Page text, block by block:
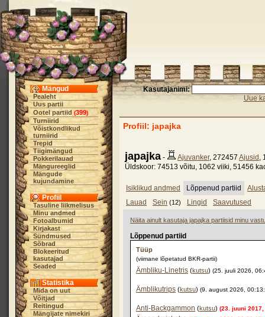
Mängud
Pealeht
Uus partii
Ootel partiid (399)
Turniirid
Võistkondlikud
turniirid
Trepid
Tiigimängud
Pokkerilauad
Mängureeglid
Mängude
kujundamine
Profiil
Tasuline liikmelisus
Minu andmed
Fotoalbumid
Kirjakast
Sündmused
Sõbrad
Blokeeritud
kasutajad
Seaded
Statistika
Mida on uut
Võitjad
Reitingud
Mängijate nimekiri
Kasutajanimi:
Uue
Profiil: japajka
japajka - Ajuvanker, 272457 Ajusid ,
Üldskoor: 74513 võitu, 1062 viiki, 51456
Isiklikud andmed Lõppenud partiid
Lauad
Sein (12) Lingid Saavutused
Näita ainult kasutaja japajka partiisid minu
Lõppenud partiid
Tüüp
(viimane lõpetatud BKR-partii)
Ämbliku-Linetris (kutsu) (25. juuli 2026,
Ämblikutrips (kutsu) (9. august 2026,
Anti-Backgammon (kutsu) (23. juuni 2017,